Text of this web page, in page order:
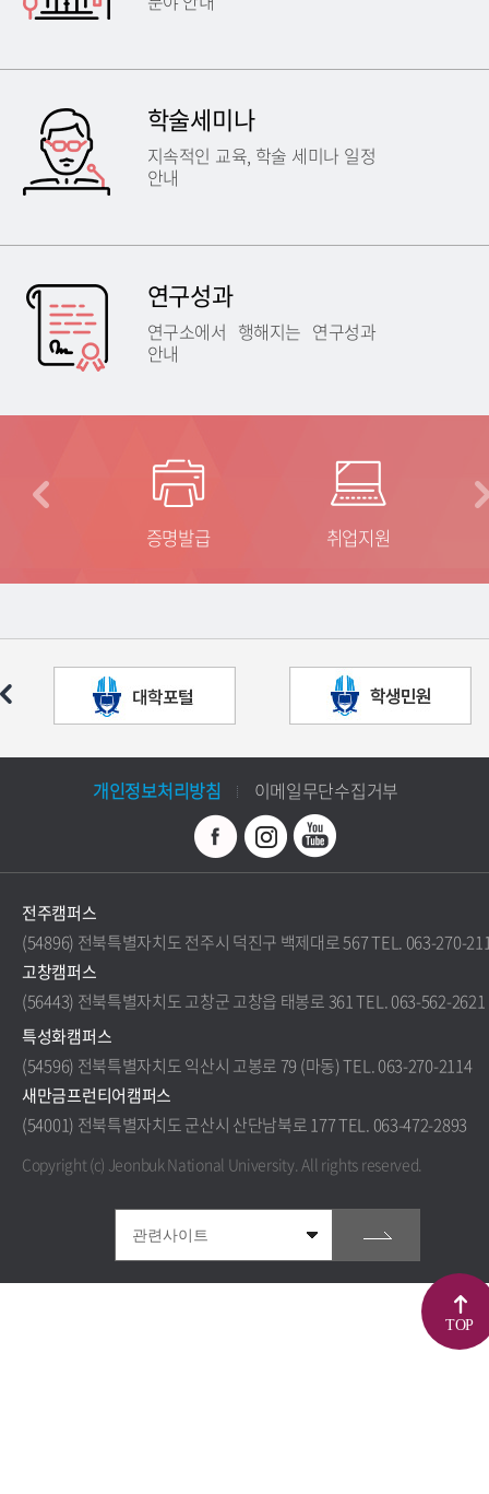
학술세미나
지속적인 교육, 학술 세미나 일정
안내
연구성과
연구소에서 행해지는 연구성과
안내
증명발급 취업지원
개인정보처리방침 이메일무단수집거부
전주캠퍼스
(54896) 전북특별자치도 전주시 덕진구 백제대로 567 TEL. 063-270-
고창캠퍼스
(56443) 전북특별자치도 고창군 고창읍 태봉로 361 TEL. 063-562-2621
특성화캠퍼스
(54596) 전북특별자치도 익산시 고봉로 79 (마동) TEL. 063-270-2114
새만금프런티어캠퍼스
(54001) 전북특별자치도 군산시 산단남북로 177 TEL. 063-472-2893
Copyright (c) Jeonbuk National University.All rights reserved.
TOP